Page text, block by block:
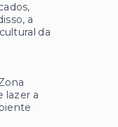
a
da
lazer a